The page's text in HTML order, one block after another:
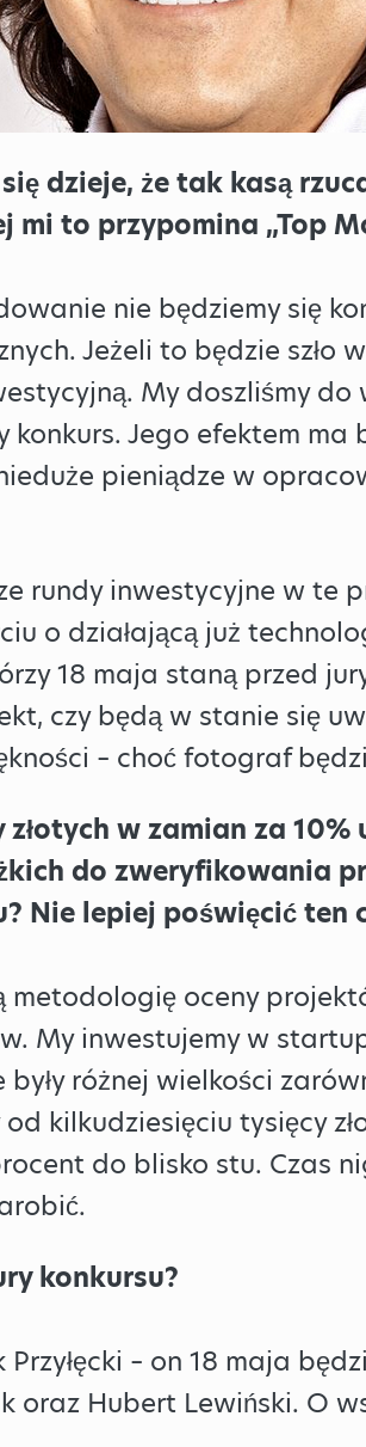
dzieje, że tak kasą
mi to przypomina „Top
nie będziemy się
Jeżeli to będzie szło
My doszliśmy
konkurs. Jego efektem
pieniądze w
rundy inwestycyjne w te
o działającą już
18 maja staną przed
czy będą w stanie się
– choć fotograf
w zamian za
do zweryfikowania
Nie lepiej poświęcić
oceny
My inwestujemy w
różnej wielkości
kilkudziesięciu tysięcy
do blisko stu. Czas
konkursu?
– on 18 maja
oraz Hubert Lewiński. O